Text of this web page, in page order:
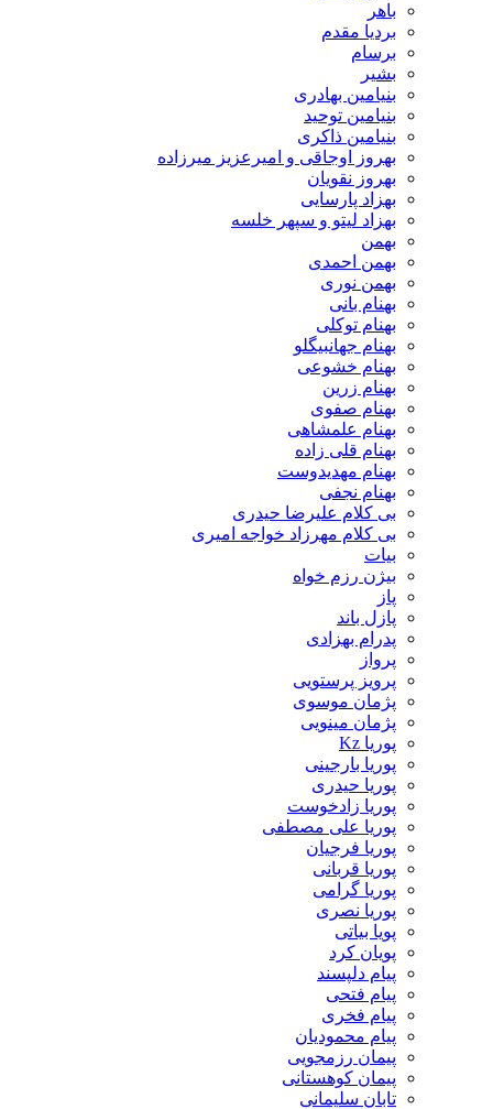
بردیا مقدم
بنیامین بهادری
بنیامین توحید
بنیامین ذاکری
بهروز اوجاقی و امیرعزیز میرزاده
بهروز نقویان
بهزاد پارسایی
بهزاد لیتو و سپهر خلسه
بهمن احمدی
بهمن نوری
بهنام بانی
بهنام توکلی
بهنام جهانبیگلو
بهنام خشوعی
بهنام زرین
بهنام صفوی
بهنام علمشاهی
بهنام قلی زاده
بهنام مهدیدوست
بهنام نجفی
بی کلام علیرضا حیدری
بی کلام مهرزاد خواجه امیری
بیژن رزم خواه
پازل باند
پدرام بهزادی
پرویز پرستویی
پژمان موسوی
پژمان مینویی
پوریا بارجینی
پوریا حیدری
پوریا زادخوست
پوریا علی مصطفی
پوریا فرجیان
پوریا قربانی
پوریا گرامی
پوریا نصری
پویا بیاتی
پویان کرد
پیام دلپسند
پیام فتحی
پیام فخری
پیام محمودیان
پیمان رزمجویی
پیمان کوهستانی
تابان سلیمانی